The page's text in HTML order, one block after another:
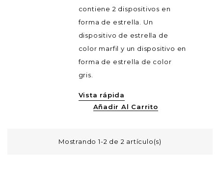
contiene 2 dispositivos en
forma de estrella. Un
dispositivo de estrella de
color marfil y un dispositivo en
forma de estrella de color
gris.
Vista rápida
Añadir Al Carrito
Mostrando 1-2 de 2 artículo(s)